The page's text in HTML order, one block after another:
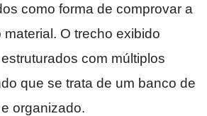
como forma de comprovar a
O trecho exibido
com múltiplos
que se trata de um banco de
organizado.